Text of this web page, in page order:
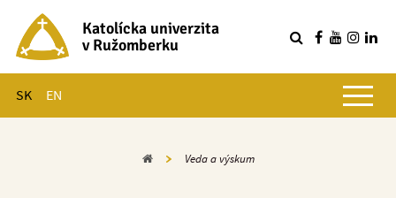
Katolícka univerzita
v Ružomberku
SK EN
Hlavné menu
Domov Veda a výskum